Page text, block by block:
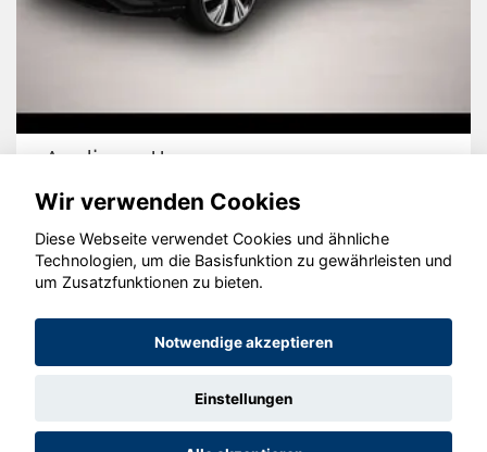
Audi quattro
© konjunkturmotor.de GmbH 2020 - 2026
Wir verwenden Cookies
Diese Webseite verwendet Cookies und ähnliche
Technologien, um die Basisfunktion zu gewährleisten und
um Zusatzfunktionen zu bieten.
Notwendige akzeptieren
Einstellungen